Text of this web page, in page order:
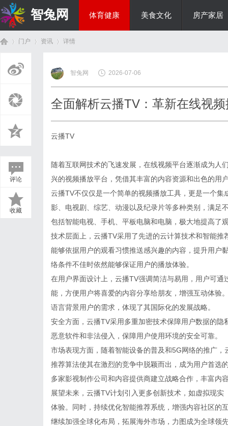
智兔网 体育健康 美食文化 房产家居
门户 资讯
›
详情
评论
收藏
智兔网 2026-07-06
全面解析云播TV：革新在线视
云播TV
随着互联网技术的飞速发展，在线视频平台逐渐成为人
兴的视频播放平台，凭借其丰富的内容资源和出色的用
云播TV不仅仅是一个简单的视频播放工具，更是一个
影、电视剧、综艺、动漫以及纪录片等多种类别，满足
包括智能电视、手机、平板电脑和电脑，极大地提高了
技术层面上，云播TV采用了先进的云计算技术和智能
能够依据用户的观看习惯推送感兴趣的内容，提升用户
络条件不佳时依然能够保证用户的播放体验。
在用户界面设计上，云播TV强调简洁与易用，用户可
能，方便用户将喜爱的内容分享给朋友，增强互动体验
语言背景用户的需求，体现了其国际化的发展战略。
安全方面，云播TV采用多重加密技术保障用户数据的
恶意软件和非法侵入，保障用户使用环境的安全可靠。
市场表现方面，随着智能设备的普及和5G网络的推广
推荐算法使其在激烈的竞争中脱颖而出，成为用户首选
多家影视制作公司和内容提供商建立战略合作，丰富内
展望未来，云播TV计划引入更多创新技术，如虚拟现
体验。同时，持续优化智能推荐系统，增强内容社区的
继续加强全球化布局，拓展海外市场，力图成为全球领